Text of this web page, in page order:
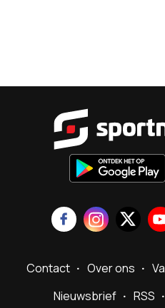
Contact Over ons
Nieuwsbrief
RSS